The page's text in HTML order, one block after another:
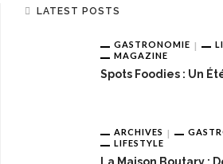
LATEST POSTS
GASTRONOMIE
MAGAZINE
Spots Foodies : Un
ARCHIVES
LIFESTYLE
La Maison Boutary :